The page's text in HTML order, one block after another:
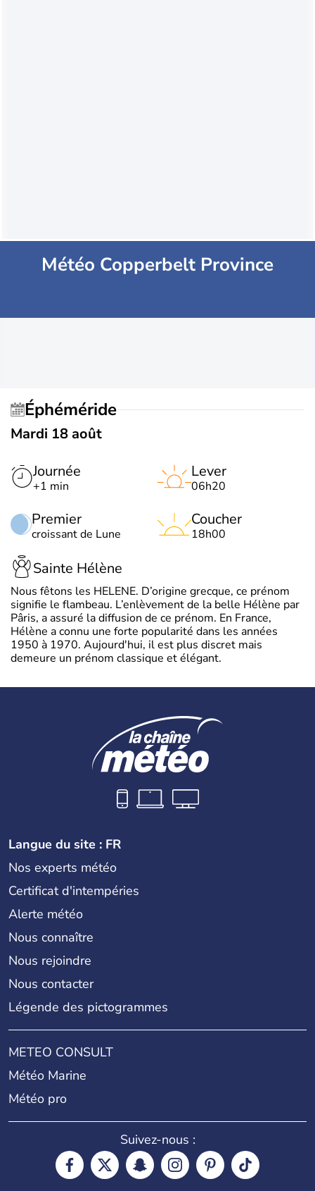
Météo Copperbelt Province
Éphéméride
Mardi 18 août
Journée
+1 min
Premier
croissant de Lune
Lever
06h20
Coucher
18h00
Sainte Hélène
Nous fêtons les HELENE. D’origine grecque, ce prénom
signifie le flambeau. L’enlèvement de la belle Hélène par
Pâris, a assuré la diffusion de ce prénom. En France,
Hélène a connu une forte popularité dans les années
1950 à 1970. Aujourd'hui, il est plus discret mais
demeure un prénom classique et élégant.
Langue du site : FR
Nos experts météo
Certificat d'intempéries
Alerte météo
Nous connaître
Nous rejoindre
Nous contacter
Légende des pictogrammes
METEO CONSULT
Météo Marine
Météo pro
Suivez-nous :